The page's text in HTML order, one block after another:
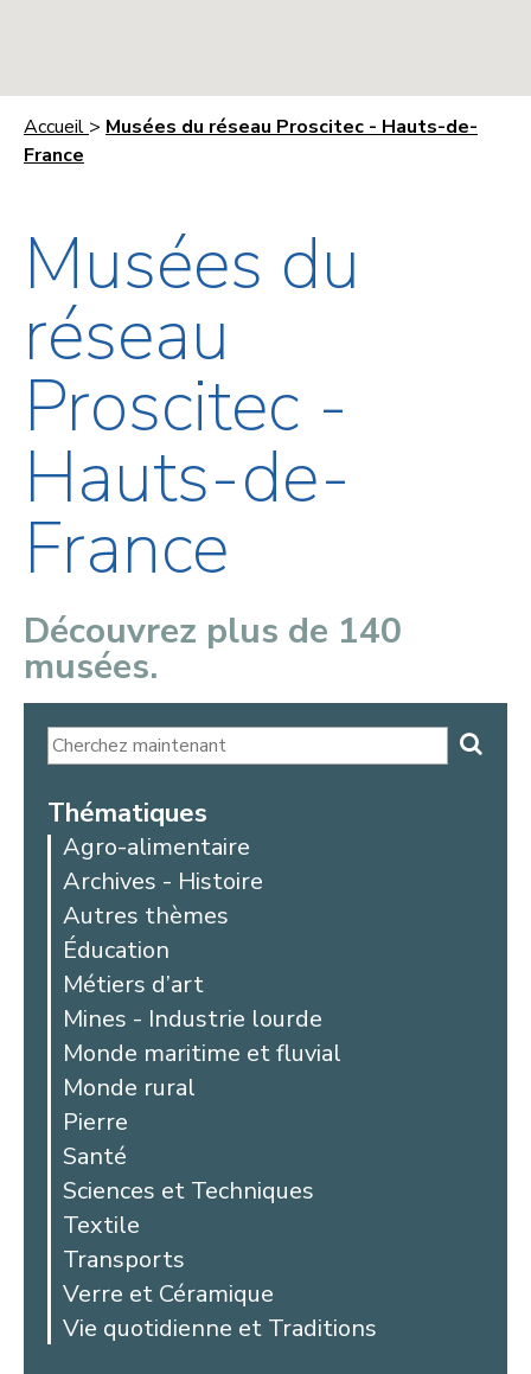
Accueil > Musées du réseau Proscitec - Hauts-de-
France
Musées du
réseau
Proscitec -
Hauts-de-
France
Découvrez plus de 140
musées.
Thématiques
Agro-alimentaire
Archives - Histoire
Autres thèmes
Éducation
Métiers d’art
Mines - Industrie lourde
Monde maritime et fluvial
Monde rural
Pierre
Santé
Sciences et Techniques
Textile
Transports
Verre et Céramique
Vie quotidienne et Traditions